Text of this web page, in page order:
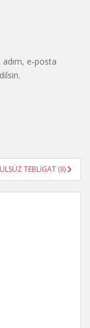
adım, e-posta
TEBLİGAT (II)